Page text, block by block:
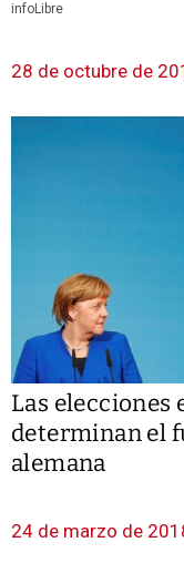
infoLibre
28 de octubre de
Las elecciones
determinan el
alemana
24 de marzo de